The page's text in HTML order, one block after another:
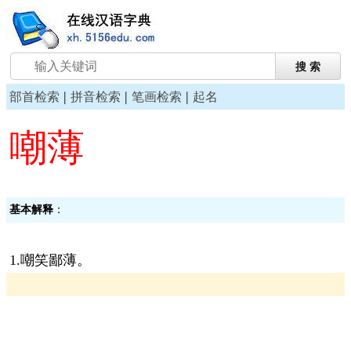
部首检索 | 拼音检索 | 笔画检索 | 起名
嘲薄
基本解释 ：
1.嘲笑鄙薄。